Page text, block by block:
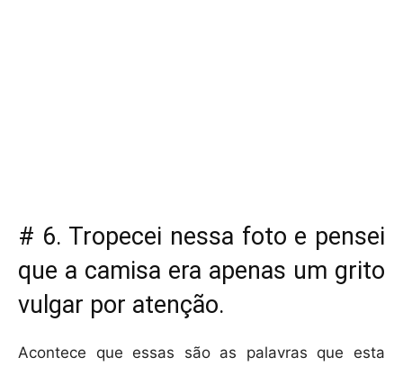
# 6. Tropecei nessa foto e pensei
que a camisa era apenas um grito
vulgar por atenção.
Acontece que essas são as palavras que esta